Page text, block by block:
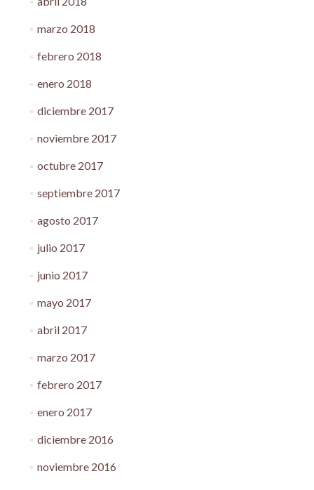
marzo 2018
febrero 2018
enero 2018
diciembre 2017
noviembre 2017
octubre 2017
septiembre 2017
agosto 2017
julio 2017
junio 2017
mayo 2017
abril 2017
marzo 2017
febrero 2017
enero 2017
diciembre 2016
noviembre 2016